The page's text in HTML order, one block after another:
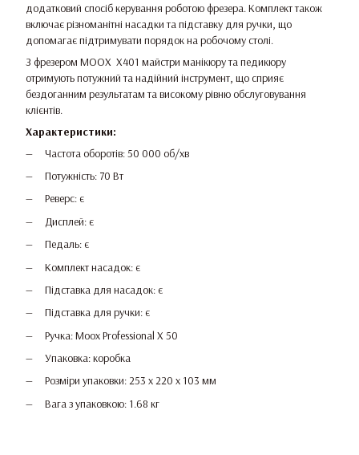
додатковий спосіб керування роботою фрезера. Комплект також
включає різноманітні насадки та підставку для ручки, що
допомагає підтримувати порядок на робочому столі.
З фрезером MOOX X401 майстри манікюру та педикюру
отримують потужний та надійний інструмент, що сприяє
бездоганним результатам та високому рівню обслуговування
клієнтів.
Характеристики:
Частота оборотів: 50 000 об/хв
Потужність: 70 Вт
Реверс: є
Дисплей: є
Педаль: є
Комплект насадок: є
Підставка для насадок: є
Підставка для ручки: є
Ручка: Moox Professional X 50
Упаковка: коробка
Розміри упаковки: 253 х 220 х 103 мм
Вага з упаковкою: 1.68 кг